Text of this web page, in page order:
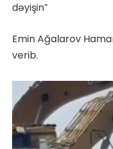
dəyişin”
Emin Ağalarov
verib.